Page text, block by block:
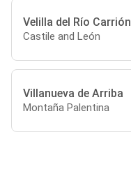
Velilla del Río Carrión
Castile and León
Villanueva de Arriba
Montaña Palentina